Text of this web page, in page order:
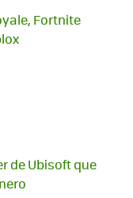
Fortnite
de Ubisoft que